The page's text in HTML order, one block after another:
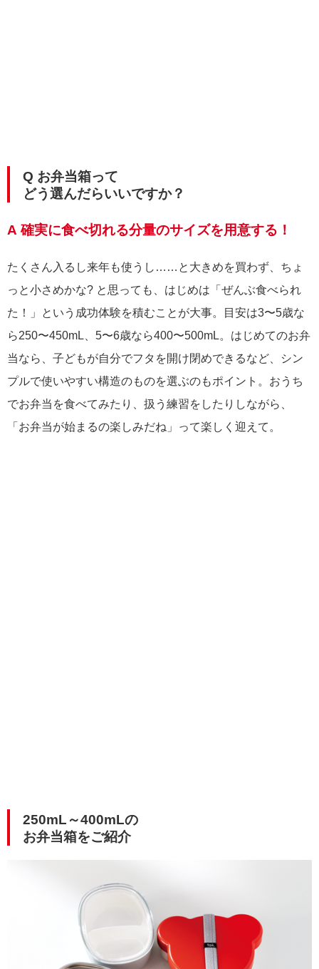
Q お弁当箱って
どう選んだらいいですか？
A 確実に食べ切れる分量のサイズを用意する！
たくさん入るし来年も使うし……と大きめを買わず、ちょ
っと小さめかな? と思っても、はじめは「ぜんぶ食べられ
た！」という成功体験を積むことが大事。目安は3〜5歳な
ら250〜450mL、5〜6歳なら400〜500mL。はじめてのお弁
当なら、子どもが自分でフタを開け閉めできるなど、シン
プルで使いやすい構造のものを選ぶのもポイント。おうち
でお弁当を食べてみたり、扱う練習をしたりしながら、
「お弁当が始まるの楽しみだね」って楽しく迎えて。
250mL～400mLの
お弁当箱をご紹介